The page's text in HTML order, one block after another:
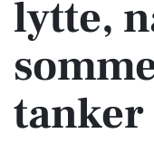
lytte,
tanker